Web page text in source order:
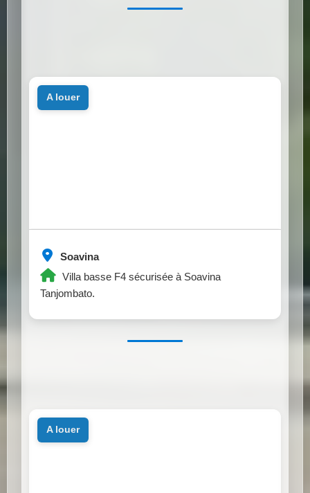
Soavina
Villa basse F4 sécurisée à Soavina
Tanjombato.
a louer
a louer